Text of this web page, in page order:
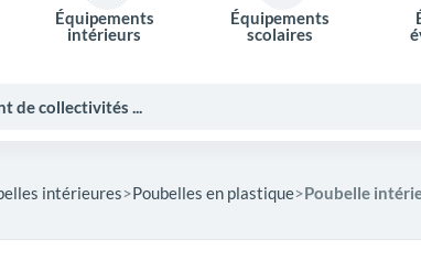
Équipements
intérieurs
Équipements
scolaires
intérieures Poubelles en plastique Poubelle